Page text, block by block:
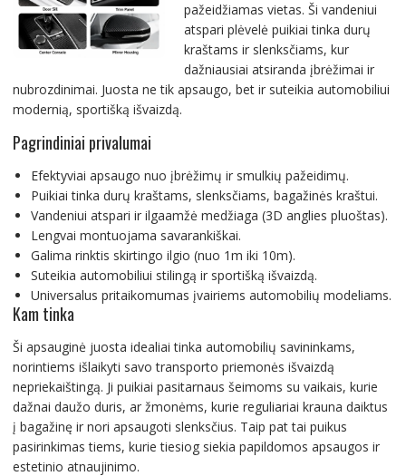
pažeidžiamas vietas. Ši vandeniui
atspari plėvelė puikiai tinka durų
kraštams ir slenksčiams, kur
dažniausiai atsiranda įbrėžimai ir
nubrozdinimai. Juosta ne tik apsaugo, bet ir suteikia automobiliui
modernią, sportišką išvaizdą.
Pagrindiniai privalumai
Efektyviai apsaugo nuo įbrėžimų ir smulkių pažeidimų.
Puikiai tinka durų kraštams, slenksčiams, bagažinės kraštui.
Vandeniui atspari ir ilgaamžė medžiaga (3D anglies pluoštas).
Lengvai montuojama savarankiškai.
Galima rinktis skirtingo ilgio (nuo 1m iki 10m).
Suteikia automobiliui stilingą ir sportišką išvaizdą.
Universalus pritaikomumas įvairiems automobilių modeliams.
Kam tinka
Ši apsauginė juosta idealiai tinka automobilių savininkams,
norintiems išlaikyti savo transporto priemonės išvaizdą
nepriekaištingą. Ji puikiai pasitarnaus šeimoms su vaikais, kurie
dažnai daužo duris, ar žmonėms, kurie reguliariai krauna daiktus
į bagažinę ir nori apsaugoti slenksčius. Taip pat tai puikus
pasirinkimas tiems, kurie tiesiog siekia papildomos apsaugos ir
estetinio atnaujinimo.